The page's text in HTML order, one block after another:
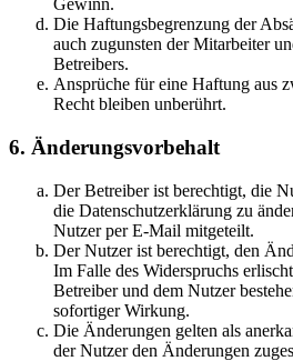
Gewinn.
Die Haftungsbegrenzung der
auch zugunsten der Mitarbeiter
Betreibers.
Ansprüche für eine Haftung aus
Recht bleiben unberührt.
6. Änderungsvorbehalt
Der Betreiber ist berechtigt, die
die Datenschutzerklärung zu
Nutzer per E-Mail mitgeteilt.
Der Nutzer ist berechtigt, den
Im Falle des Widerspruchs
Betreiber und dem Nutzer
sofortiger Wirkung.
Die Änderungen gelten als
der Nutzer den Änderungen